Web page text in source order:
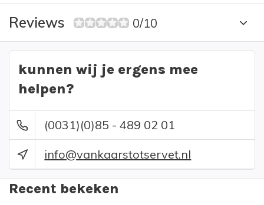
Reviews 0/10
kunnen wij je ergens mee
helpen?
(0031)(0)85 - 489 02 01
info@vankaarstotservet.nl
Recent bekeken